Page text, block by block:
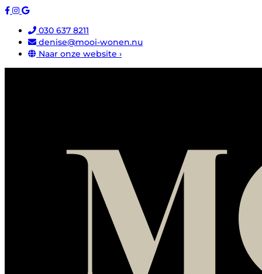
030 637 8211
denise@mooi-wonen.nu
Naar onze website ›